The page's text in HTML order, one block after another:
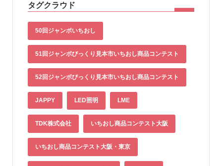
タグクラウド
50回ジャンボいちおし
51回ジャンボびっくり見本市いちおし商品コンテスト
52回ジャンボびっくり見本市いちおし商品コンテスト
JAPPY LED照明 LME
TDK株式会社 いちおし商品コンテスト大阪
いちおし商品コンテスト大阪・東京